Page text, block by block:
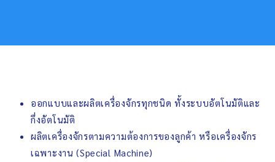
ออกแบบและผลิตเครื่องจักรทุกชนิด ทั้งระบบอัตโนมัติและ
กึ่งอัตโนมัติ
ผลิตเครื่องจักรตามความต้องการของลูกค้า หรือเครื่องจักร
เฉพาะงาน (Special Machine)